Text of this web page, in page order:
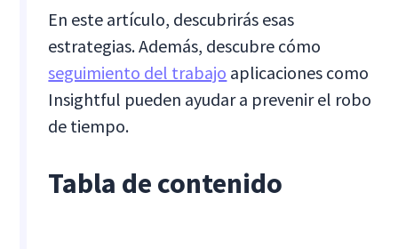
En este artículo, descubrirás esas
estrategias. Además, descubre cómo
seguimiento del trabajo aplicaciones como
Insightful pueden ayudar a prevenir el robo
de tiempo.
Tabla de contenido